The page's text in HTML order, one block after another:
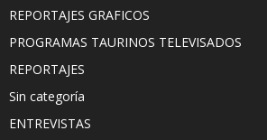
REPORTAJES GRAFICOS
PROGRAMAS TAURINOS TELEVISADOS
REPORTAJES
Sin categoría
ENTREVISTAS